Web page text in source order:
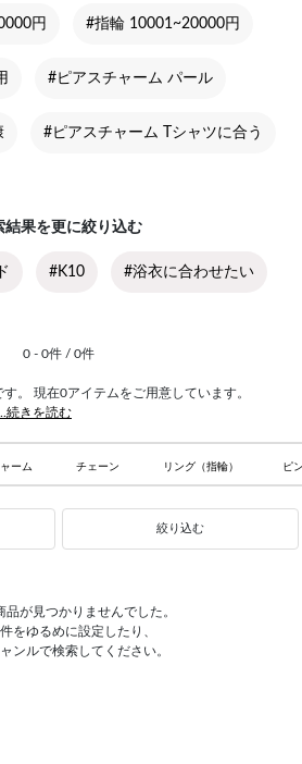
円 #指輪 10001~20000円
#ピアスチャーム パール
#ピアスチャーム Tシャツに合う
結果を更に絞り込む
#K10 #浴衣に合わせたい
0 - 0件 / 0件
。 現在0アイテムをご用意しています。
続きを読む
ーム チェーン リング（指輪） ピ
絞り込む
品が見つかりませんでした。
をゆるめに設定したり、
ャンルで検索してください。